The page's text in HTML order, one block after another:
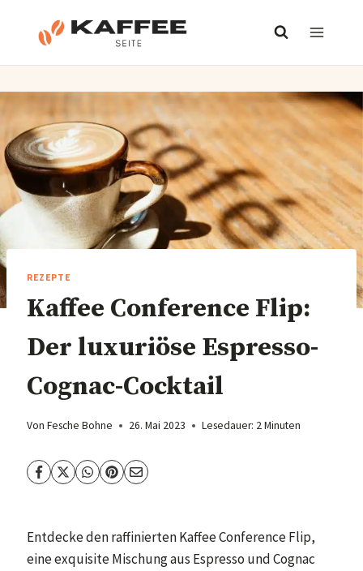
REZEPTE
Kaffee Conference Flip:
Der luxuriöse Espresso-
Cognac-Cocktail
Von Fesche Bohne 26. Mai 2023 Lesedauer: 2Minuten
Entdecke den raffinierten Kaffee Conference Flip,
eine exquisite Mischung aus Espresso und Cognac